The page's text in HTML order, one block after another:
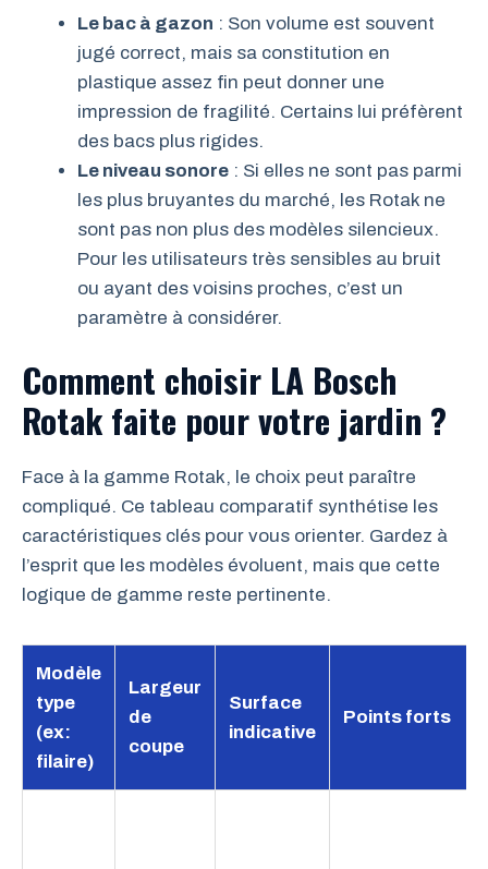
Le bac à gazon : Son volume est souvent
jugé correct, mais sa constitution en
plastique assez fin peut donner une
impression de fragilité. Certains lui préfèrent
des bacs plus rigides.
Le niveau sonore : Si elles ne sont pas parmi
les plus bruyantes du marché, les Rotak ne
sont pas non plus des modèles silencieux.
Pour les utilisateurs très sensibles au bruit
ou ayant des voisins proches, c’est un
paramètre à considérer.
Comment choisir LA Bosch
Rotak faite pour votre jardin ?
Face à la gamme Rotak, le choix peut paraître
compliqué. Ce tableau comparatif synthétise les
caractéristiques clés pour vous orienter. Gardez à
l’esprit que les modèles évoluent, mais que cette
logique de gamme reste pertinente.
Modèle
type
(ex:
filaire)
Largeur
de
coupe
Surface
indicative
Points forts